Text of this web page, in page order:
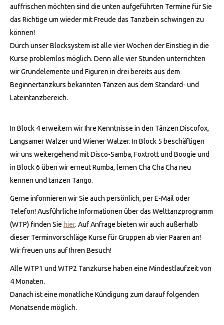
auffrischen möchten sind die unten aufgeführten Termine für Sie
das Richtige um wieder mit Freude das Tanzbein schwingen zu
können!
Durch unser Blocksystem ist alle vier Wochen der Einstieg in die
Kurse problemlos möglich. Denn alle vier Stunden unterrichten
wir Grundelemente und Figuren in drei bereits aus dem
Beginnertanzkurs bekannten Tänzen aus dem Standard- und
Lateintanzbereich.
In Block 4 erweitern wir Ihre Kenntnisse in den Tänzen Discofox,
Langsamer Walzer und Wiener Walzer. In Block 5 beschäftigen
wir uns weitergehend mit Disco-Samba, Foxtrott und Boogie und
in Block 6 üben wir erneut Rumba, lernen Cha Cha Cha neu
kennen und tanzen Tango.
Gerne informieren wir Sie auch persönlich, per E-Mail oder
Telefon! Ausführliche Informationen über das Welttanzprogramm
(WTP) finden Sie hier. Auf Anfrage bieten wir auch außerhalb
dieser Terminvorschläge Kurse für Gruppen ab vier Paaren an!
Wir freuen uns auf Ihren Besuch!
Alle WTP1 und WTP2 Tanzkurse haben eine Mindestlaufzeit von
4 Monaten.
Danach ist eine monatliche Kündigung zum darauf folgenden
Monatsende möglich.